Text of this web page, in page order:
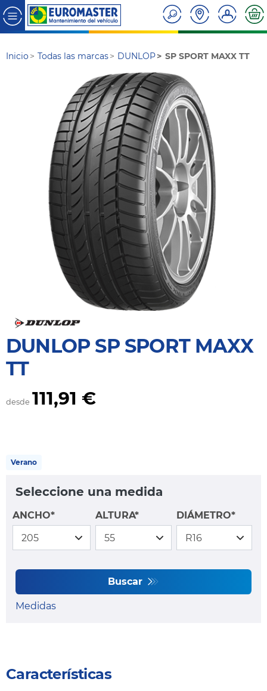
Inicio Todas las marcas DUNLOP SP SPORT MAXX TT
DUNLOP SP SPORT MAXX
TT
desde 111,91 €
Verano
Seleccione una medida
ANCHO* ALTURA* DIÁMETRO*
Buscar
Medidas
Características